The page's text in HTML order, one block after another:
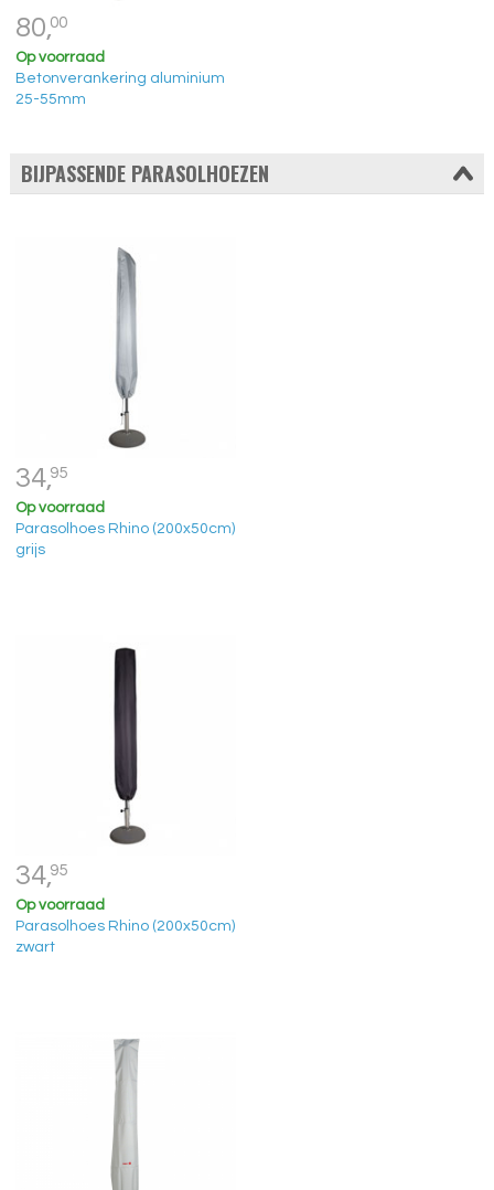
80,00
Op voorraad
Betonverankering aluminium
25-55mm
BIJPASSENDE PARASOLHOEZEN
34,95
Op voorraad
Parasolhoes Rhino (200x50cm)
grijs
34,95
Op voorraad
Parasolhoes Rhino (200x50cm)
zwart